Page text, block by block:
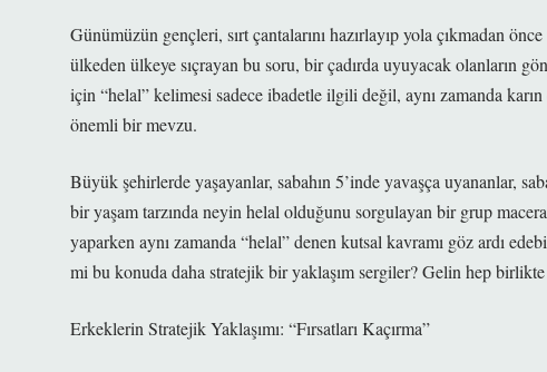
Günümüzün gençleri, sırt çantalarını hazırlayıp yola çıkmadan
ülkeden ülkeye sıçrayan bu soru, bir çadırda uyuyacak olanların
için “helal” kelimesi sadece ibadetle ilgili değil, aynı zamanda
önemli bir mevzu.
Büyük şehirlerde yaşayanlar, sabahın 5’inde yavaşça uyananlar,
bir yaşam tarzında neyin helal olduğunu sorgulayan bir grup
yaparken aynı zamanda “helal” denen kutsal kavramı göz ardı
mi bu konuda daha stratejik bir yaklaşım sergiler? Gelin hep
Erkeklerin Stratejik Yaklaşımı: “Fırsatları Kaçırma”